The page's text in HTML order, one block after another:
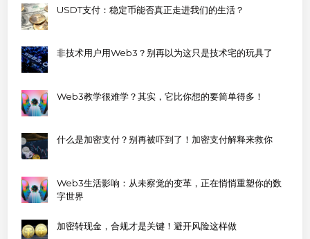
USDT支付：稳定币能否真正走进我们的生活？
非技术用户用Web3？别再以为这只是技术宅的玩具了
Web3教学很难学？其实，它比你想的要简单得多！
什么是加密支付？别再被吓到了！加密支付解释来救你
Web3生活影响：从未察觉的变革，正在悄悄重塑你的数
字世界
加密转现金，合规才是关键！避开风险这样做